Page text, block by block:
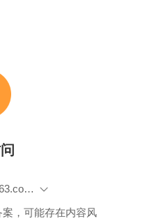
http://yn.house.163.com/14/0708/13/A0KQ0EBJ02680AVQ_2.html
，可能存在内容风